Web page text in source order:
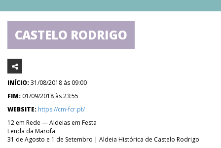
CASTELO RODRIGO
INÍCIO:31/08/2018 às 09:00
FIM: 01/09/2018 às 23:55
WEBSITE: https://cm-fcr.pt/
12 em Rede — Aldeias em Festa
Lenda da Marofa
31 de Agosto e 1 de Setembro | Aldeia Histórica de Castelo Rodrigo